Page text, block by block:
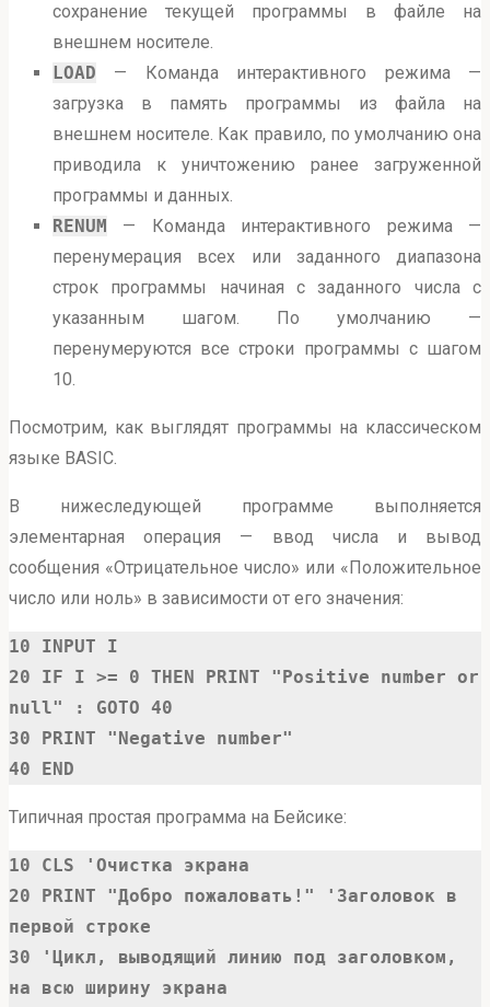
сохранение текущей программы в файле на
внешнем носителе.
LOAD — Команда интерактивного режима —
загрузка в память программы из файла на
внешнем носителе. Как правило, по умолчанию она
приводила к уничтожению ранее загруженной
программы и данных.
RENUM
— Команда интерактивного режима —
перенумерация всех или заданного диапазона
строк программы начиная с заданного числа с
указанным шагом. По умолчанию —
перенумеруются все строки программы с шагом
10.
Посмотрим, как выглядят программы на классическом
языке BASIC.
В нижеследующей программе выполняется
элементарная операция — ввод числа и вывод
сообщения «Отрицательное число» или «Положительное
число или ноль» в зависимости от его значения:
10 INPUT I
20 IF I >= 0 THEN PRINT "Positive number or
null" : GOTO 40
30 PRINT "Negative number"
40 END
Типичная простая программа на Бейсике:
10 CLS 'Очистка экрана
20 PRINT "Добро пожаловать!" 'Заголовок в
первой строке
30 'Цикл, выводящий линию под заголовком,
на всю ширину экрана